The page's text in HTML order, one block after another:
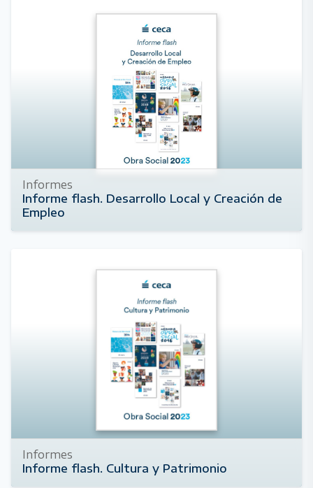
Informes
Informe flash. Desarrollo Local y Creación de
Empleo
Informes
Informe flash. Cultura y Patrimonio